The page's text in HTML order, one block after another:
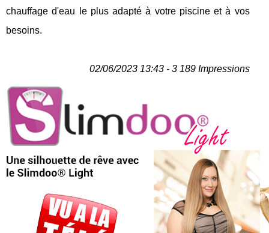
chauffage d'eau le plus adapté à votre piscine et à vos
besoins.
02/06/2023 13:43 - 3 189 Impressions